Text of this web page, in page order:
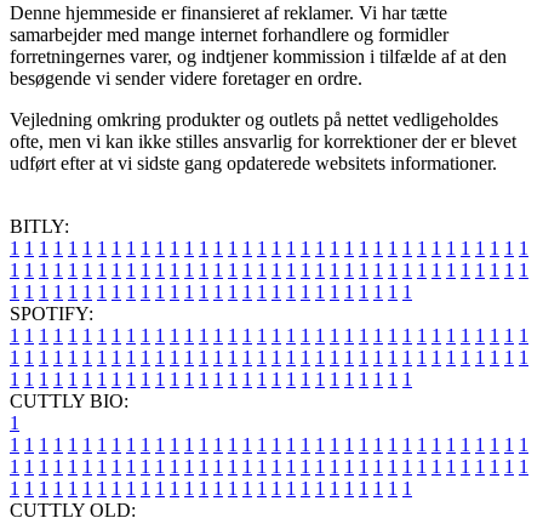
Denne hjemmeside er finansieret af reklamer. Vi har tætte
samarbejder med mange internet forhandlere og formidler
forretningernes varer, og indtjener kommission i tilfælde af at den
besøgende vi sender videre foretager en ordre.
Vejledning omkring produkter og outlets på nettet vedligeholdes
ofte, men vi kan ikke stilles ansvarlig for korrektioner der er blevet
udført efter at vi sidste gang opdaterede websitets informationer.
BITLY:
1 1 1 1 1 1 1 1 1 1 1 1 1 1 1 1 1 1 1 1 1 1 1 1 1 1 1 1 1 1 1 1 1 1 1 1
1 1 1 1 1 1 1 1 1 1 1 1 1 1 1 1 1 1 1 1 1 1 1 1 1 1 1 1 1 1 1 1 1 1 1 1
1 1 1 1 1 1 1 1 1 1 1 1 1 1 1 1 1 1 1 1 1 1 1 1 1 1 1 1
SPOTIFY:
1 1 1 1 1 1 1 1 1 1 1 1 1 1 1 1 1 1 1 1 1 1 1 1 1 1 1 1 1 1 1 1 1 1 1 1
1 1 1 1 1 1 1 1 1 1 1 1 1 1 1 1 1 1 1 1 1 1 1 1 1 1 1 1 1 1 1 1 1 1 1 1
1 1 1 1 1 1 1 1 1 1 1 1 1 1 1 1 1 1 1 1 1 1 1 1 1 1 1 1
CUTTLY BIO:
1
1 1 1 1 1 1 1 1 1 1 1 1 1 1 1 1 1 1 1 1 1 1 1 1 1 1 1 1 1 1 1 1 1 1 1 1
1 1 1 1 1 1 1 1 1 1 1 1 1 1 1 1 1 1 1 1 1 1 1 1 1 1 1 1 1 1 1 1 1 1 1 1
1 1 1 1 1 1 1 1 1 1 1 1 1 1 1 1 1 1 1 1 1 1 1 1 1 1 1 1
CUTTLY OLD: